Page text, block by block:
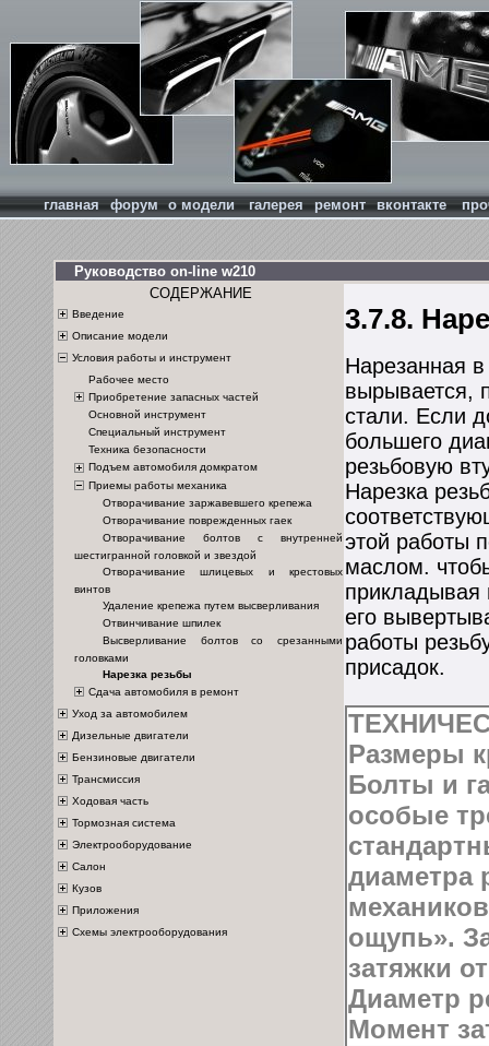
главная форум о модели галерея ремонт вконтакте
Руководство on-line w210
СОДЕРЖАНИЕ
Введение
Описание модели
Условия работы и инструмент
Рабочее место
Приобретение запасных частей
Основной инструмент
Специальный инструмент
Техника безопасности
Подъем автомобиля домкратом
Приемы работы механика
Отворачивание заржавевшего крепежа
Отворачивание поврежденных гаек
Отворачивание болтов с внутренней
шестигранной головкой и звездой
Отворачивание шлицевых и крестовых
винтов
Удаление крепежа путем высверливания
Отвинчивание шпилек
Высверливание болтов со срезанными
головками
Нарезка резьбы
Сдача автомобиля в ремонт
Уход за автомобилем
Дизельные двигатели
Бензиновые двигатели
Трансмиссия
Ходовая часть
Тормозная система
Электрооборудование
Салон
Кузов
Приложения
Схемы электрооборудования
3.7.8.
Нарезанная
вырывается,
стали. Если
большего
резьбовую
Нарезка
этой работы
маслом.
прикладывая
его
работы
присадок.
Размеры
Болты и
особые
диаметра
ощупь».
затяжки
Момент